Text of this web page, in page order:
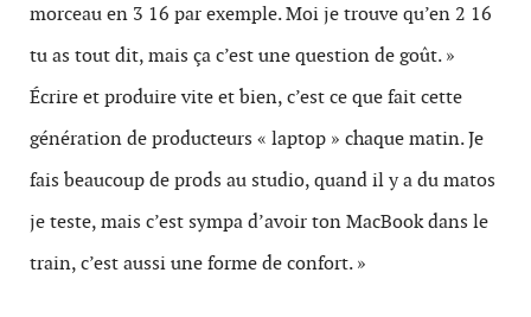
morceau en 3 16 par exemple. Moi je trouve qu’en 2 16
tu as tout dit, mais ça c’est une question de goût. »
Écrire et produire vite et bien, c’est ce que fait cette
génération de producteurs « laptop » chaque matin. Je
fais beaucoup de prods au studio, quand il y a du matos
je teste, mais c’est sympa d’avoir ton MacBook dans le
train, c’est aussi une forme de confort. »